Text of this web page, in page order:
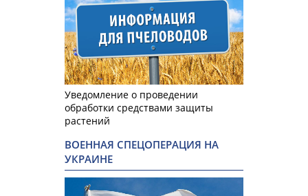
Уведомление о проведении
обработки средствами защиты
растений
ВОЕННАЯ СПЕЦОПЕРАЦИЯ НА
УКРАИНЕ